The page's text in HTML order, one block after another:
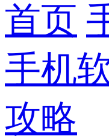
首页
手机
攻略